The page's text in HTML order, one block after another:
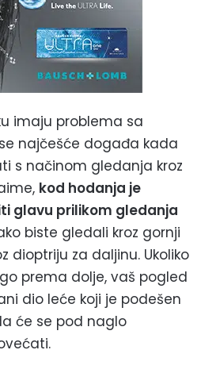
imaju problema sa
najčešće događa kada
s načinom gledanja kroz
kod hodanja je
glavu prilikom gledanja
biste gledali kroz gornji
dioptriju za daljinu. Ukoliko
prema dolje, vaš pogled
dio leće koji je podešen
će se pod naglo